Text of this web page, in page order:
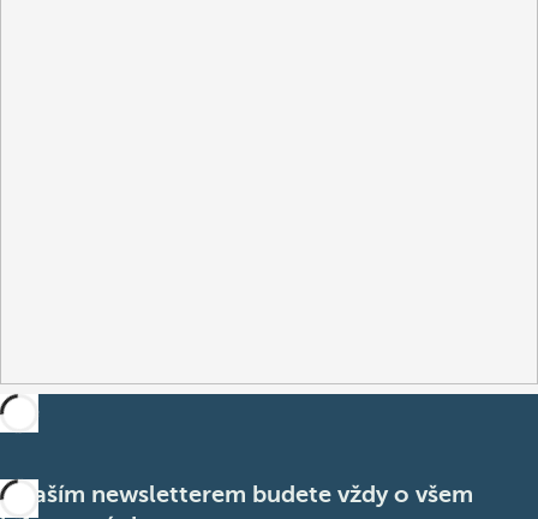
S naším newsletterem budete vždy o všem